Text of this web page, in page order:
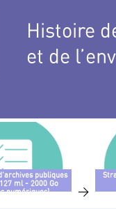
Histoire
et de
publiques
ml - 2000 Go
numériques)
>